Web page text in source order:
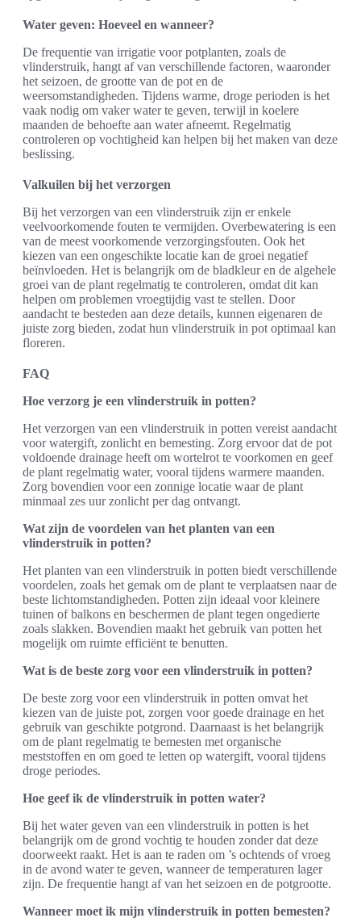
Water geven: Hoeveel en wanneer?
De frequentie van irrigatie voor potplanten, zoals de
vlinderstruik, hangt af van verschillende factoren, waaronder
het seizoen, de grootte van de pot en de
weersomstandigheden. Tijdens warme, droge perioden is het
vaak nodig om vaker water te geven, terwijl in koelere
maanden de behoefte aan water afneemt. Regelmatig
controleren op vochtigheid kan helpen bij het maken van deze
beslissing.
Valkuilen bij het verzorgen
Bij het verzorgen van een vlinderstruik zijn er enkele
veelvoorkomende fouten te vermijden. Overbewatering is een
van de meest voorkomende verzorgingsfouten. Ook het
kiezen van een ongeschikte locatie kan de groei negatief
beïnvloeden. Het is belangrijk om de bladkleur en de algehele
groei van de plant regelmatig te controleren, omdat dit kan
helpen om problemen vroegtijdig vast te stellen. Door
aandacht te besteden aan deze details, kunnen eigenaren de
juiste zorg bieden, zodat hun vlinderstruik in pot optimaal kan
floreren.
FAQ
Hoe verzorg je een vlinderstruik in potten?
Het verzorgen van een vlinderstruik in potten vereist aandacht
voor watergift, zonlicht en bemesting. Zorg ervoor dat de pot
voldoende drainage heeft om wortelrot te voorkomen en geef
de plant regelmatig water, vooral tijdens warmere maanden.
Zorg bovendien voor een zonnige locatie waar de plant
minmaal zes uur zonlicht per dag ontvangt.
Wat zijn de voordelen van het planten van een
vlinderstruik in potten?
Het planten van een vlinderstruik in potten biedt verschillende
voordelen, zoals het gemak om de plant te verplaatsen naar de
beste lichtomstandigheden. Potten zijn ideaal voor kleinere
tuinen of balkons en beschermen de plant tegen ongedierte
zoals slakken. Bovendien maakt het gebruik van potten het
mogelijk om ruimte efficiënt te benutten.
Wat is de beste zorg voor een vlinderstruik in potten?
De beste zorg voor een vlinderstruik in potten omvat het
kiezen van de juiste pot, zorgen voor goede drainage en het
gebruik van geschikte potgrond. Daarnaast is het belangrijk
om de plant regelmatig te bemesten met organische
meststoffen en om goed te letten op watergift, vooral tijdens
droge periodes.
Hoe geef ik de vlinderstruik in potten water?
Bij het water geven van een vlinderstruik in potten is het
belangrijk om de grond vochtig te houden zonder dat deze
doorweekt raakt. Het is aan te raden om ’s ochtends of vroeg
in de avond water te geven, wanneer de temperaturen lager
zijn. De frequentie hangt af van het seizoen en de potgrootte.
Wanneer moet ik mijn vlinderstruik in potten bemesten?